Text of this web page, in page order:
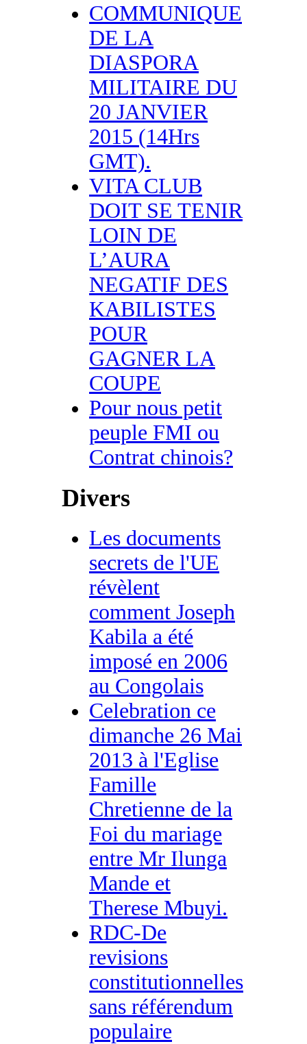
COMMUNIQUE
DE LA
DIASPORA
MILITAIRE DU
20 JANVIER
2015 (14Hrs
GMT).
VITA CLUB
DOIT SE TENIR
LOIN DE
L’AURA
NEGATIF DES
KABILISTES
POUR
GAGNER LA
COUPE
Pour nous petit
peuple FMI ou
Contrat chinois?
Divers
Les documents
secrets de l'UE
révèlent
comment Joseph
Kabila a été
imposé en 2006
au Congolais
Celebration ce
dimanche 26 Mai
2013 à l'Eglise
Famille
Chretienne de la
Foi du mariage
entre Mr Ilunga
Mande et
Therese Mbuyi.
RDC-De
revisions
constitutionnelles
sans référendum
populaire